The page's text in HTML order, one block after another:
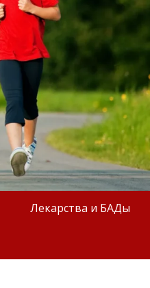
Лекарства и БАДы